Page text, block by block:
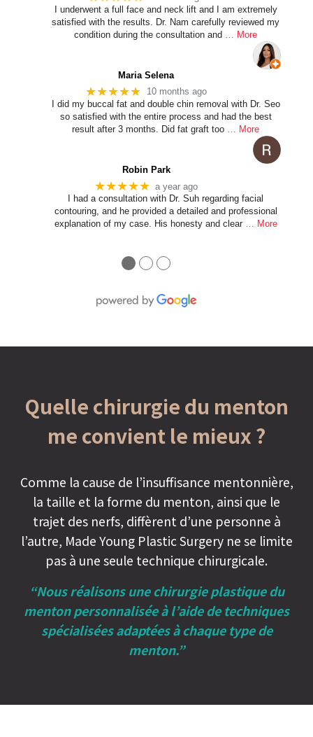
I underwent a full face and neck lift and I am extremely
satisfied with the results. Dr. Nam carefully reviewed my
condition during the consultation and
… More
Maria Selena
★★★★★
10 months ago
I did my buccal fat and double chin removal with Dr. Seo
so satisfied with the entire process and had the best
result after 3 months. Did fat graft too
… More
Robin Park
★★★★★ a year ago
I had a consultation with Dr. Suh regarding facial
contouring, and he provided a detailed and professional
explanation of my case. His honesty and clear … More
●●●
Quelle chirurgie du menton
me convient le mieux ?
Comme la cause de l’insuffisance mentonnière,
la taille et la forme du menton, ainsi que le
trajet des nerfs, diffèrent d’une personne à
l’autre, Made Young Plastic Surgery ne se limite
pas à une seule technique chirurgicale.
“Nous réalisons une chirurgie plastique du
menton personnalisée à l’aide de techniques
spécialisées adaptées à chaque type de
menton.”